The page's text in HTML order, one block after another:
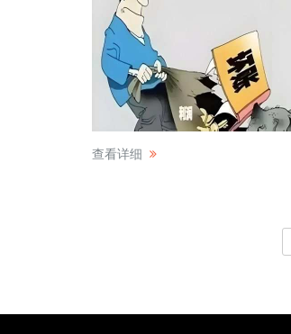
查看详细